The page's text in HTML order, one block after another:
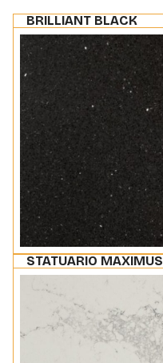
BRILLIANT BLACK
STATUARIO MAXIMUS